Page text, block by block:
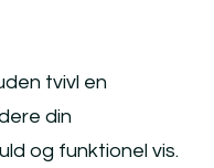
tvivl en
din
og funktionel vis.